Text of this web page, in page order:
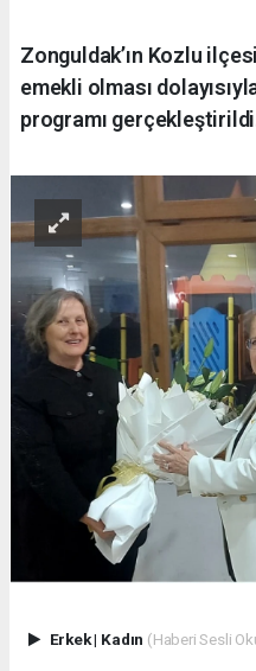
Zonguldak’ın Kozlu
emekli olması
programı
Erkek| Kadın (Haberi Sesli